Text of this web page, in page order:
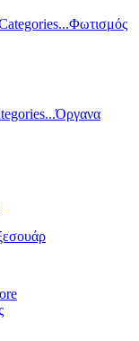
Φωτισμός
Όργανα